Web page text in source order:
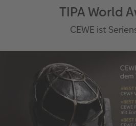
TIPA World
CEWE ist